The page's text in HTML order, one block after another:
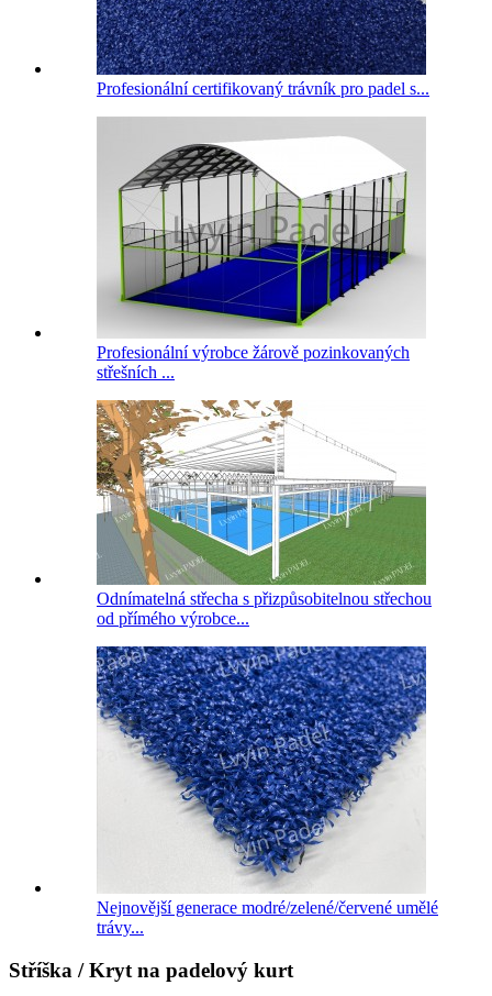
Profesionální certifikovaný trávník pro padel s...
Profesionální výrobce žárově pozinkovaných
střešních ...
Odnímatelná střecha s přizpůsobitelnou střechou
od přímého výrobce...
Nejnovější generace modré/zelené/červené umělé
trávy...
Stříška / Kryt na padelový kurt